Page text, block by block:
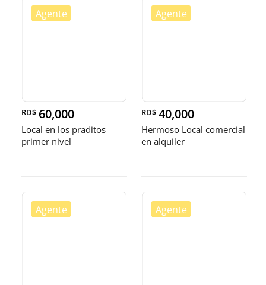
RD$ 60,000
Local en los praditos
primer nivel
RD$ 40,000
Hermoso Local comercial
en alquiler